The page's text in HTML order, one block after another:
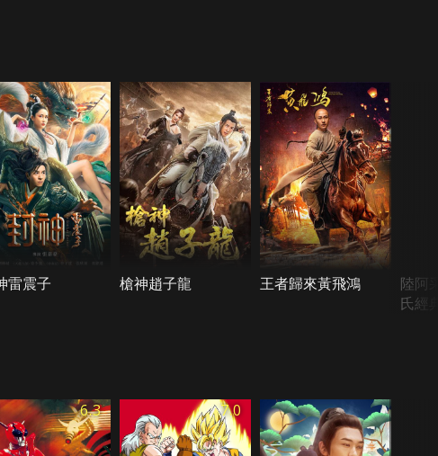
雷震子 槍神趙子龍 王者歸來黃飛鴻
陸阿
氏經
6.3 7.0